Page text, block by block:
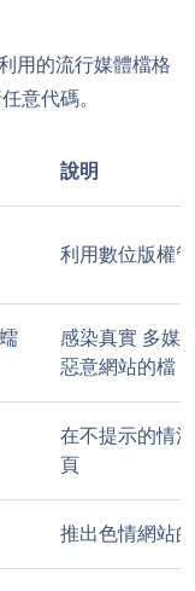
用的流行媒體檔格
意代碼。
說明
利用數位版權
感染真實 多媒
惡意網站的檔
在不提示的情
頁
推出色情網站